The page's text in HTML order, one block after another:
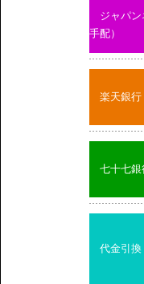
ジャパ
手配）
楽天銀行
七十七銀
代金引